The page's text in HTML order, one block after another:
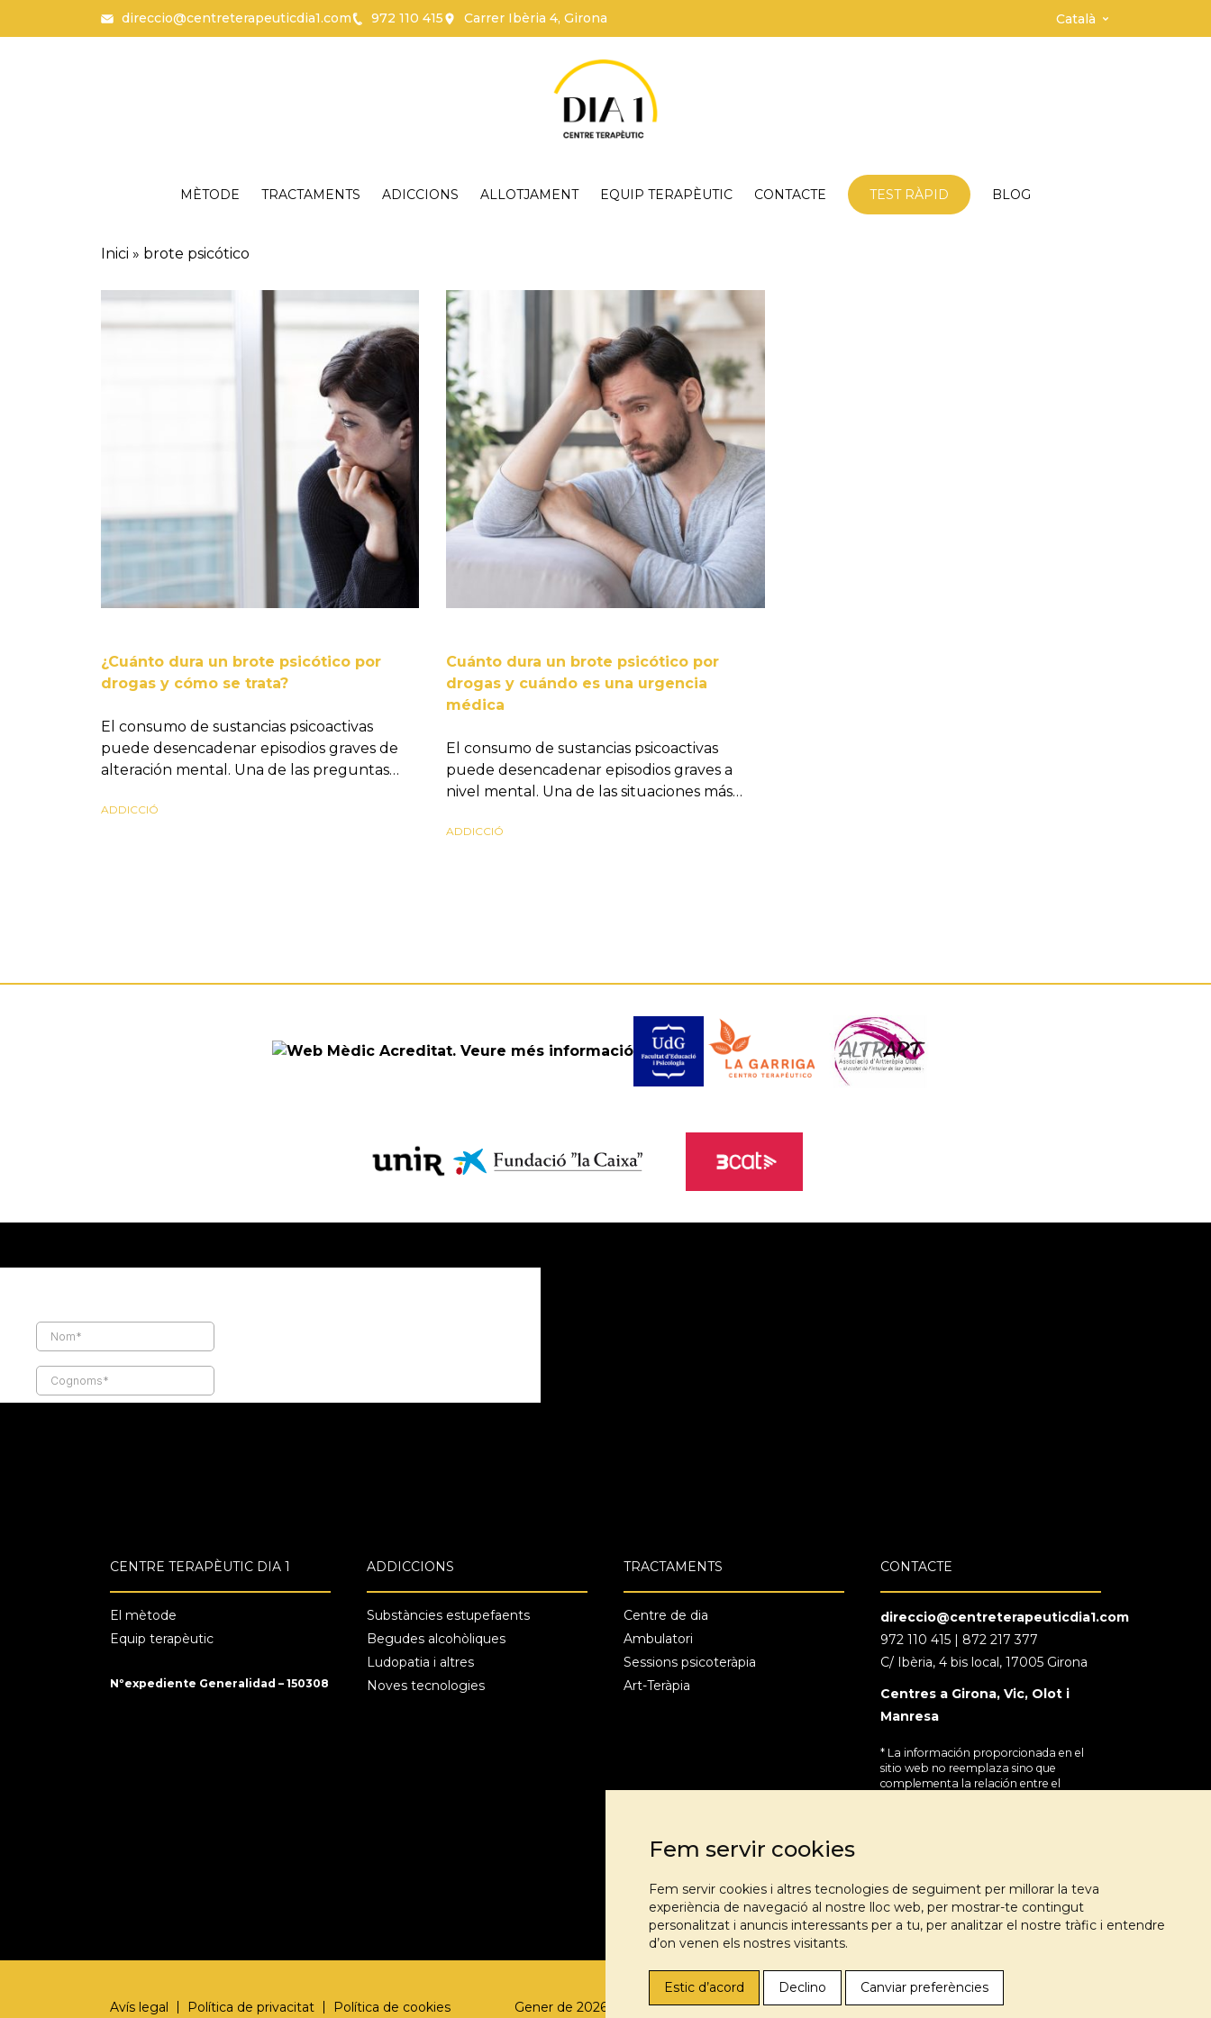
Fem servir cookies
Fem servir cookies i altres tecnologies de seguiment per millorar la teva
experiència de navegació al nostre lloc web, per mostrar-te contingut
personalitzat i anuncis interessants per a tu, per analitzar el nostre tràfic i entendre
d’on venen els nostres visitants.
Estic d’acord Declino Canviar preferències
direccio@centreterapeuticdia1.com 972 110 415 Carrer Ibèria 4, Girona Català
MÈTODE TRACTAMENTS ADICCIONS ALLOTJAMENT EQUIP TERAPÈUTIC CONTACTE TEST RÀPID BLOG
Inici » brote psicótico
¿Cuánto dura un brote psicótico por
drogas y cómo se trata?
El consumo de sustancias psicoactivas
puede desencadenar episodios graves de
alteración mental. Una de las preguntas…
ADDICCIÓ
Cuánto dura un brote psicótico por
drogas y cuándo es una urgencia
médica
El consumo de sustancias psicoactivas
puede desencadenar episodios graves a
nivel mental. Una de las situaciones más…
ADDICCIÓ
CENTRE TERAPÈUTIC DIA 1
El mètode
Equip terapèutic
Nºexpediente Generalidad – 150308
ADDICCIONS
Substàncies estupefaents
Begudes alcohòliques
Ludopatia i altres
Noves tecnologies
TRACTAMENTS
Centre de dia
Ambulatori
Sessions psicoteràpia
Art-Teràpia
CONTACTE
direccio@centreterapeuticdia1.com
972 110 415 | 872 217 377
C/ Ibèria, 4 bis local, 17005 Girona
Centres a Girona, Vic, Olot i
Manresa
* La información proporcionada en el
sitio web no reemplaza sino que
complementa la relación entre el
Avís legal Política de privacitat Política de cookies Gener de 2026 | Gestionat perMarketing para centros de adicciones – Medical Marketing